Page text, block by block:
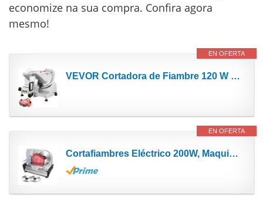
economize na sua compra. Confira agora
mesmo!
EN OFERTA
VEVOR Cortadora de Fiambre 120 W 1 Cuchilla de Acero Cromado Cortafiambres Eléctrico Espesor...
EN OFERTA
Cortafiambres Eléctrico 200W, Maquina de Cortar Fiambre, 2 Cuchillas de Acero Inoxidable,...